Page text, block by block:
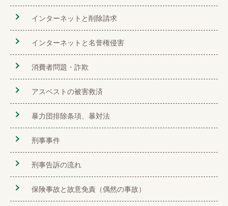
インターネットと削除請求
インターネットと名誉権侵害
消費者問題・詐欺
アスベストの被害救済
暴力団排除条項、暴対法
刑事事件
刑事告訴の流れ
保険事故と故意免責（偶然の事故）